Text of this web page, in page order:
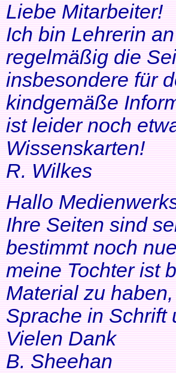
Liebe Mitarbeiter!
Ich bin Lehrerin
regelmäßig die
insbesondere für
kindgemäße
ist leider noch
Wissenskarten!
R. Wilkes
Hallo
Ihre Seiten sind
bestimmt noch
meine Tochter ist
Material zu
Sprache in Schrift
Vielen Dank
B. Sheehan